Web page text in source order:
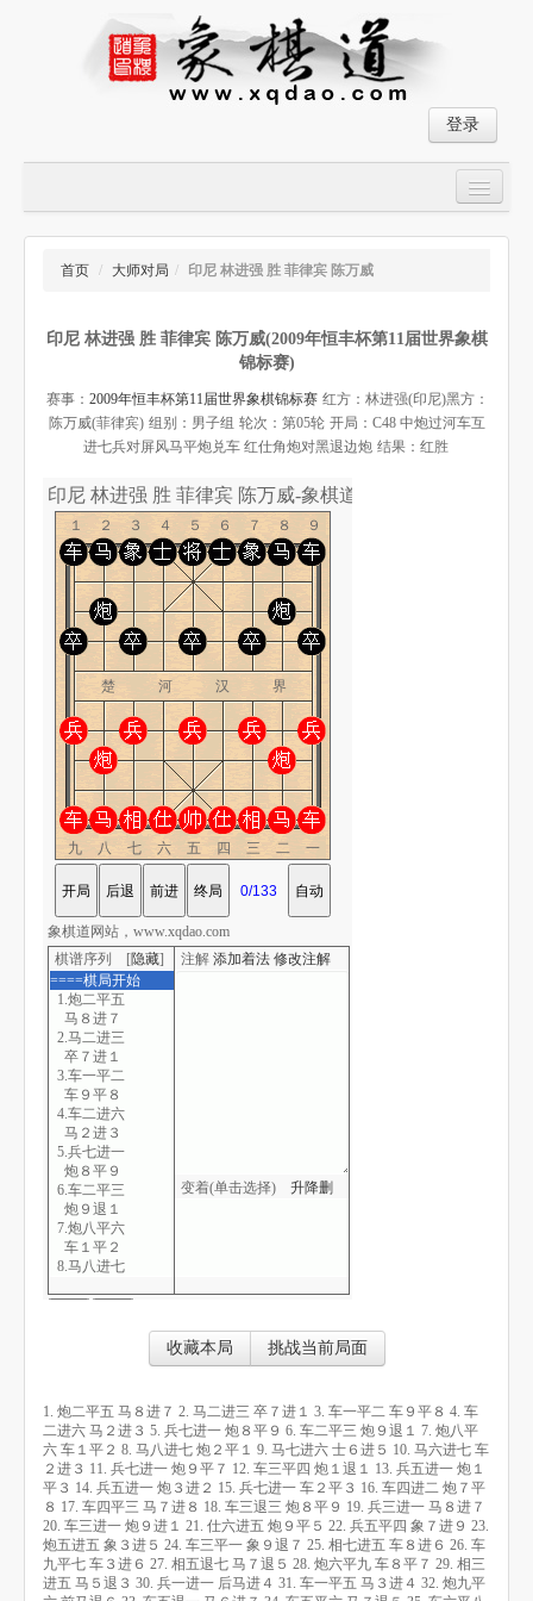
登录
大师对局
象棋棋谱
残局破解
象棋小游戏
首页 / 大师对局 / 印尼 林进强 胜 菲律宾 陈万威
印尼 林进强 胜 菲律宾 陈万威(2009年恒丰杯第11届世界象棋
锦标赛)
赛事： 2009年恒丰杯第11届世界象棋锦标赛 红方：林进强(印尼)黑方：
陈万威(菲律宾) 组别：男子组 轮次：第05轮 开局：C48 中炮过河车互
进七兵对屏风马平炮兑车 红仕角炮对黑退边炮 结果：红胜
印尼 林进强 胜 菲律宾 陈万威-象棋道
１２３４５６７８９
楚 河 汉 界
九八七六五四三二一
棋谱序列 [隐藏]
====棋局开始
1.炮二平五
马８进７
2.马二进三
卒７进１
3.车一平二
车９平８
4.车二进六
马２进３
5.兵七进一
炮８平９
6.车二平三
炮９退１
7.炮八平六
车１平２
8.马八进七
9.马七进六
12.车三平四
炮１退１
13.兵五进一
炮１平３
14.兵五进一
炮３进２
15.兵七进一
车２平３
16.车四进二
炮７平８
注解 添加着法 修改注解
变着(单击选择) 升降删
象棋道网站，www.xqdao.com
收藏本局 挑战当前局面
1. 炮二平五 马８进７ 2. 马二进三 卒７进１ 3. 车一平二 车９平８ 4. 车
二进六 马２进３ 5. 兵七进一 炮８平９ 6. 车二平三 炮９退１ 7. 炮八平
六 车１平２ 8. 马八进七 炮２平１ 9. 马七进六 士６进５ 10. 马六进七 车
２进３ 11. 兵七进一 炮９平７ 12. 车三平四 炮１退１ 13. 兵五进一 炮１
平３ 14. 兵五进一 炮３进２ 15. 兵七进一 车２平３ 16. 车四进二 炮７平
８ 17. 车四平三 马７进８ 18. 车三退三 炮８平９ 19. 兵三进一 马８进７
20. 车三进一 炮９进１ 21. 仕六进五 炮９平５ 22. 兵五平四 象７进９ 23.
炮五进五 象３进５ 24. 车三平一 象９退７ 25. 相七进五 车８进６ 26. 车
九平七 车３进６ 27. 相五退七 马７退５ 28. 炮六平九 车８平７ 29. 相三
进五 马５退３ 30. 兵一进一 后马进４ 31. 车一平五 马３进４ 32. 炮九平